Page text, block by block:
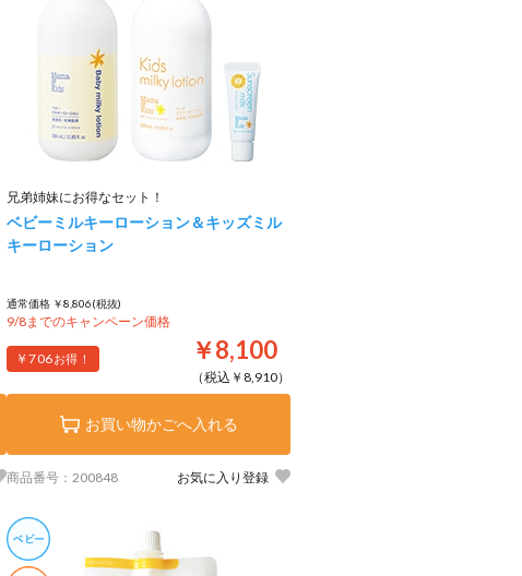
兄弟姉妹にお得なセット！
ベビーミルキーローション＆キッズミル
キーローション
通常価格 ￥8,806(税抜)
9/8までのキャンペーン価格
￥706お得！ ￥8,100
（税込￥8,910）
お買い物かごへ入れる
商品番号：200848 お気に入り登録